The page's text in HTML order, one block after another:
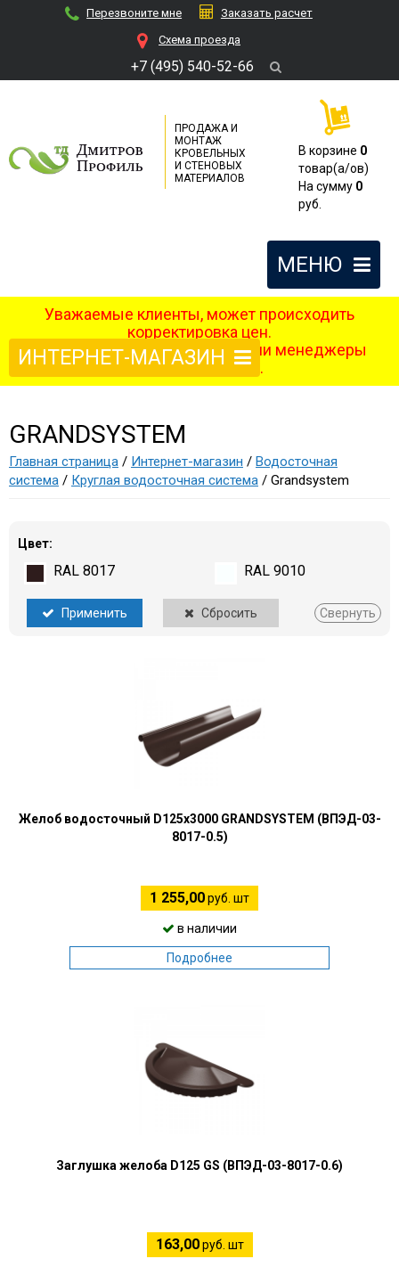
Перезвоните мне
Заказать расчет
Cхема проезда
+7 (495) 540-52-66
ПРОДАЖА И
МОНТАЖ
КРОВЕЛЬНЫХ
И СТЕНОВЫХ
МАТЕРИАЛОВ
В корзине 0
товар(a/ов)
На сумму 0
руб.
МЕНЮ
Уважаемые клиенты, может происходить
корректировка цен.
После оформления заказа наши менеджеры
свяжутся с вами.
ИНТЕРНЕТ-МАГАЗИН
GRANDSYSTEM
Главная страница / Интернет-магазин / Водосточная
система / Круглая водосточная система / Grandsystem
Цвет:
RAL 8017 RAL 9010
Применить Сбросить Свернуть
Желоб водосточный D125х3000 GRANDSYSTEM (ВПЭД-03-
8017-0.5)
1 255,00руб. шт
в наличии
Подробнее
Заглушка желоба D125 GS (ВПЭД-03-8017-0.6)
163,00руб. шт